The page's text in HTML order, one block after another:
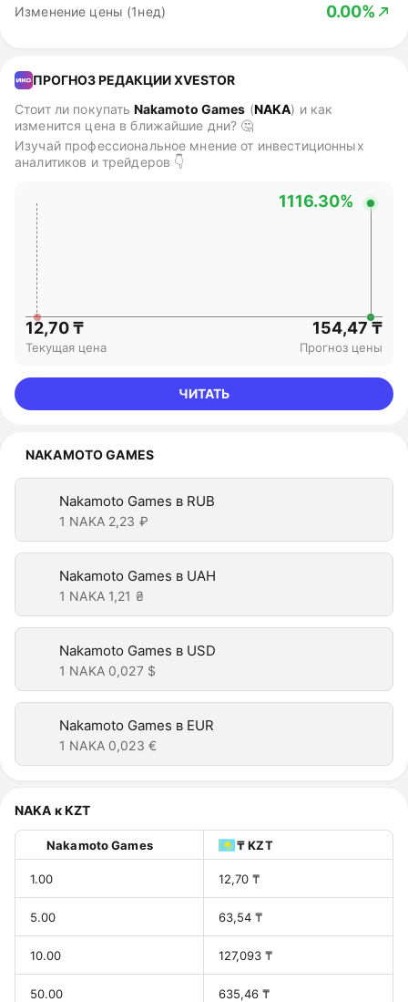
Изменение цены (1нед) 0.00%
ПРОГНОЗ РЕДАКЦИИ XVESTOR
Стоит ли покупать Nakamoto Games (NAKA) и как
изменится цена в ближайшие дни? 🤔
Изучай профессиональное мнение от инвестиционных
аналитиков и трейдеров 👇
1116.30%
12,70 ₸
Текущая цена
154,47 ₸
Прогноз цены
ЧИТАТЬ
NAKAMOTO GAMES
Nakamoto Games в RUB
1 NAKA 2,23 ₽
Nakamoto Games в UAH
1 NAKA 1,21 ₴
Nakamoto Games в USD
1 NAKA 0,027 $
Nakamoto Games в EUR
1 NAKA 0,023 €
NAKA к KZT
Nakamoto Games ₸ KZT
1.00 12,70 ₸
5.00 63,54 ₸
10.00 127,093 ₸
50.00 635,46 ₸